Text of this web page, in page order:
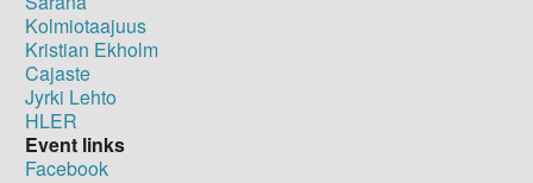
Kolmiotaajuus
Kristian Ekholm
Cajaste
Jyrki Lehto
HLER
Event links
Facebook